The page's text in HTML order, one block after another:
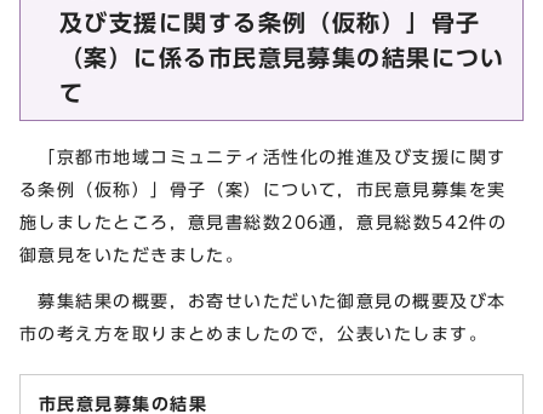
及び支援に関する条例（仮称）」骨子
（案）に係る市民意見募集の結果につい
て
「京都市地域コミュニティ活性化の推進及び支援に関す
る条例（仮称）」骨子（案）について，市民意見募集を実
施しましたところ，意見書総数206通，意見総数542件の
御意見をいただきました。
募集結果の概要，お寄せいただいた御意見の概要及び本
市の考え方を取りまとめましたので，公表いたします。
市民意見募集の結果